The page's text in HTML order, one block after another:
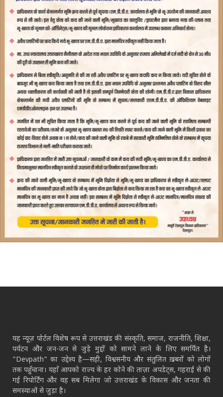
यह न्यूज़ पोर्टल विशेष रूप से उत्तराखंड की संस्कृति, समाज, राजनीति, शिक्षा,
पर्यटन और जन-जन से जुड़े मुद्दों को सामने लाने के लिए समर्पित है।
"Devpath" का उद्देश्य है—सही, विश्वसनीय और संतुलित ख़बरों को लोगों
तक पहुँचाना। यहाँ आपको राज्य के हर कोने की ताज़ा अपडेट्स, गहराई से की
गई रिपोर्टिंग और वह सब मिलेगा जो उत्तराखंड के विकास और जनता की
समस्याओं से जुड़ा है।